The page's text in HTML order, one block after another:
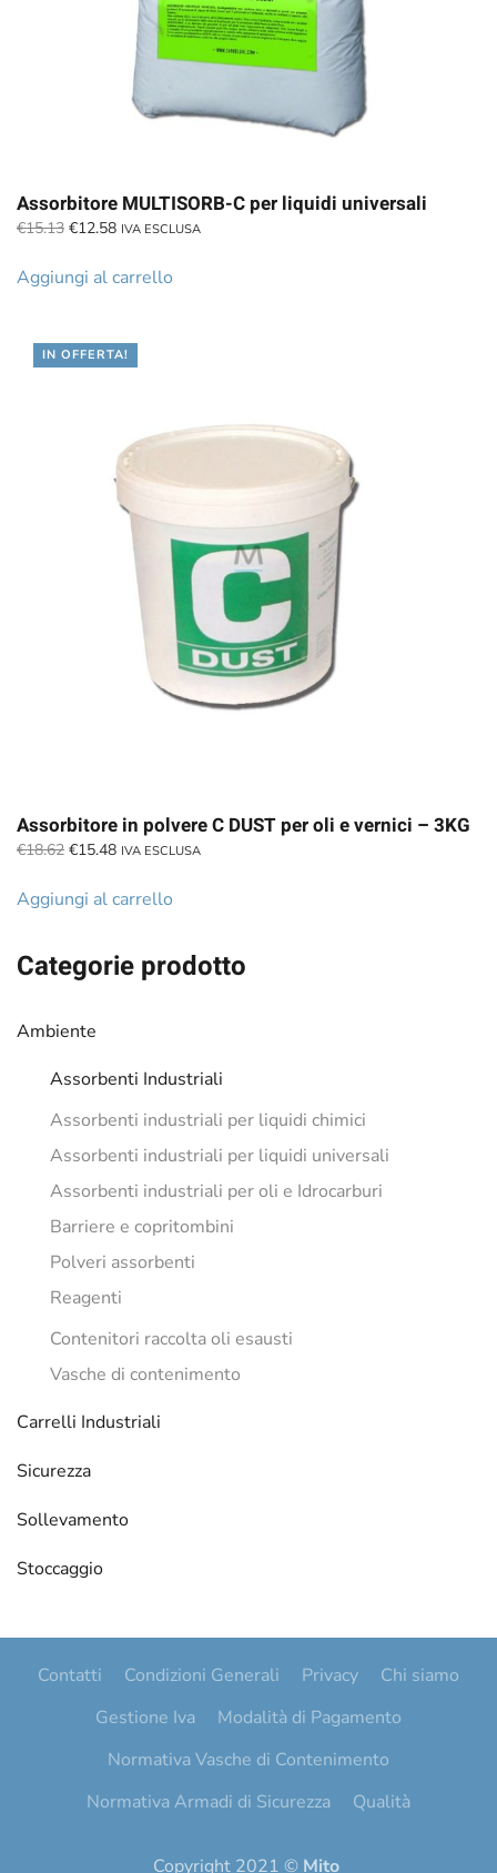
Categorie prodotto
Ambiente
Assorbenti Industriali
Assorbenti industriali per liquidi chimici
Assorbenti industriali per liquidi universali
Assorbenti industriali per oli e Idrocarburi
Barriere e copritombini
Polveri assorbenti
Reagenti
Contenitori raccolta oli esausti
Vasche di contenimento
Carrelli Industriali
Sicurezza
Sollevamento
Stoccaggio
Assorbitore MULTISORB-C per liquidi universali
€15.13 Il
originale
€12.58Il
attuale
IVA ESCLUSA
Aggiungi al carrello
IN OFFERTA!
Assorbitore in polvere C DUST per oli e vernici – 3KG
€18.62 Il
originale
€15.48Il
attuale
IVA ESCLUSA
Aggiungi al carrello
Contatti Condizioni Generali Privacy
Chi siamo
Gestione Iva
Modalità di Pagamento
Normativa Vasche di Contenimento
Normativa Armadi di Sicurezza
Qualità
Copyright 2021 © Mito